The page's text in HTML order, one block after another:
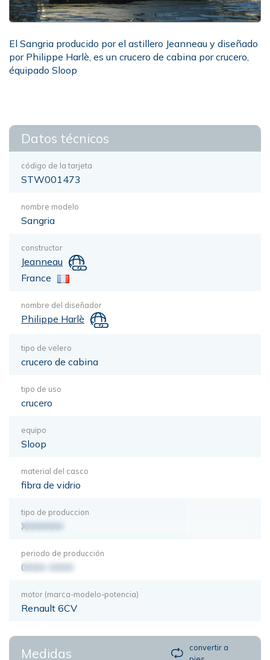
El Sangria producido por el astillero Jeanneau y diseñado
por Philippe Harlè, es un crucero de cabina por crucero,
équipado Sloop
Datos técnicos
código de la tarjeta
STW001473
nombre modelo
Sangria
constructor
Jeanneau
France
nombre del diseñador
Philippe Harlè
tipo de velero
crucero de cabina
tipo de uso
crucero
equipo
Sloop
material del casco
fibra de vidrio
tipo de produccion
XXXXXXX
periodo de producción
0000-0000
motor (marca-modelo-potencia)
Renault 6CV
Medidas
convertir a